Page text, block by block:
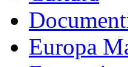
Europa